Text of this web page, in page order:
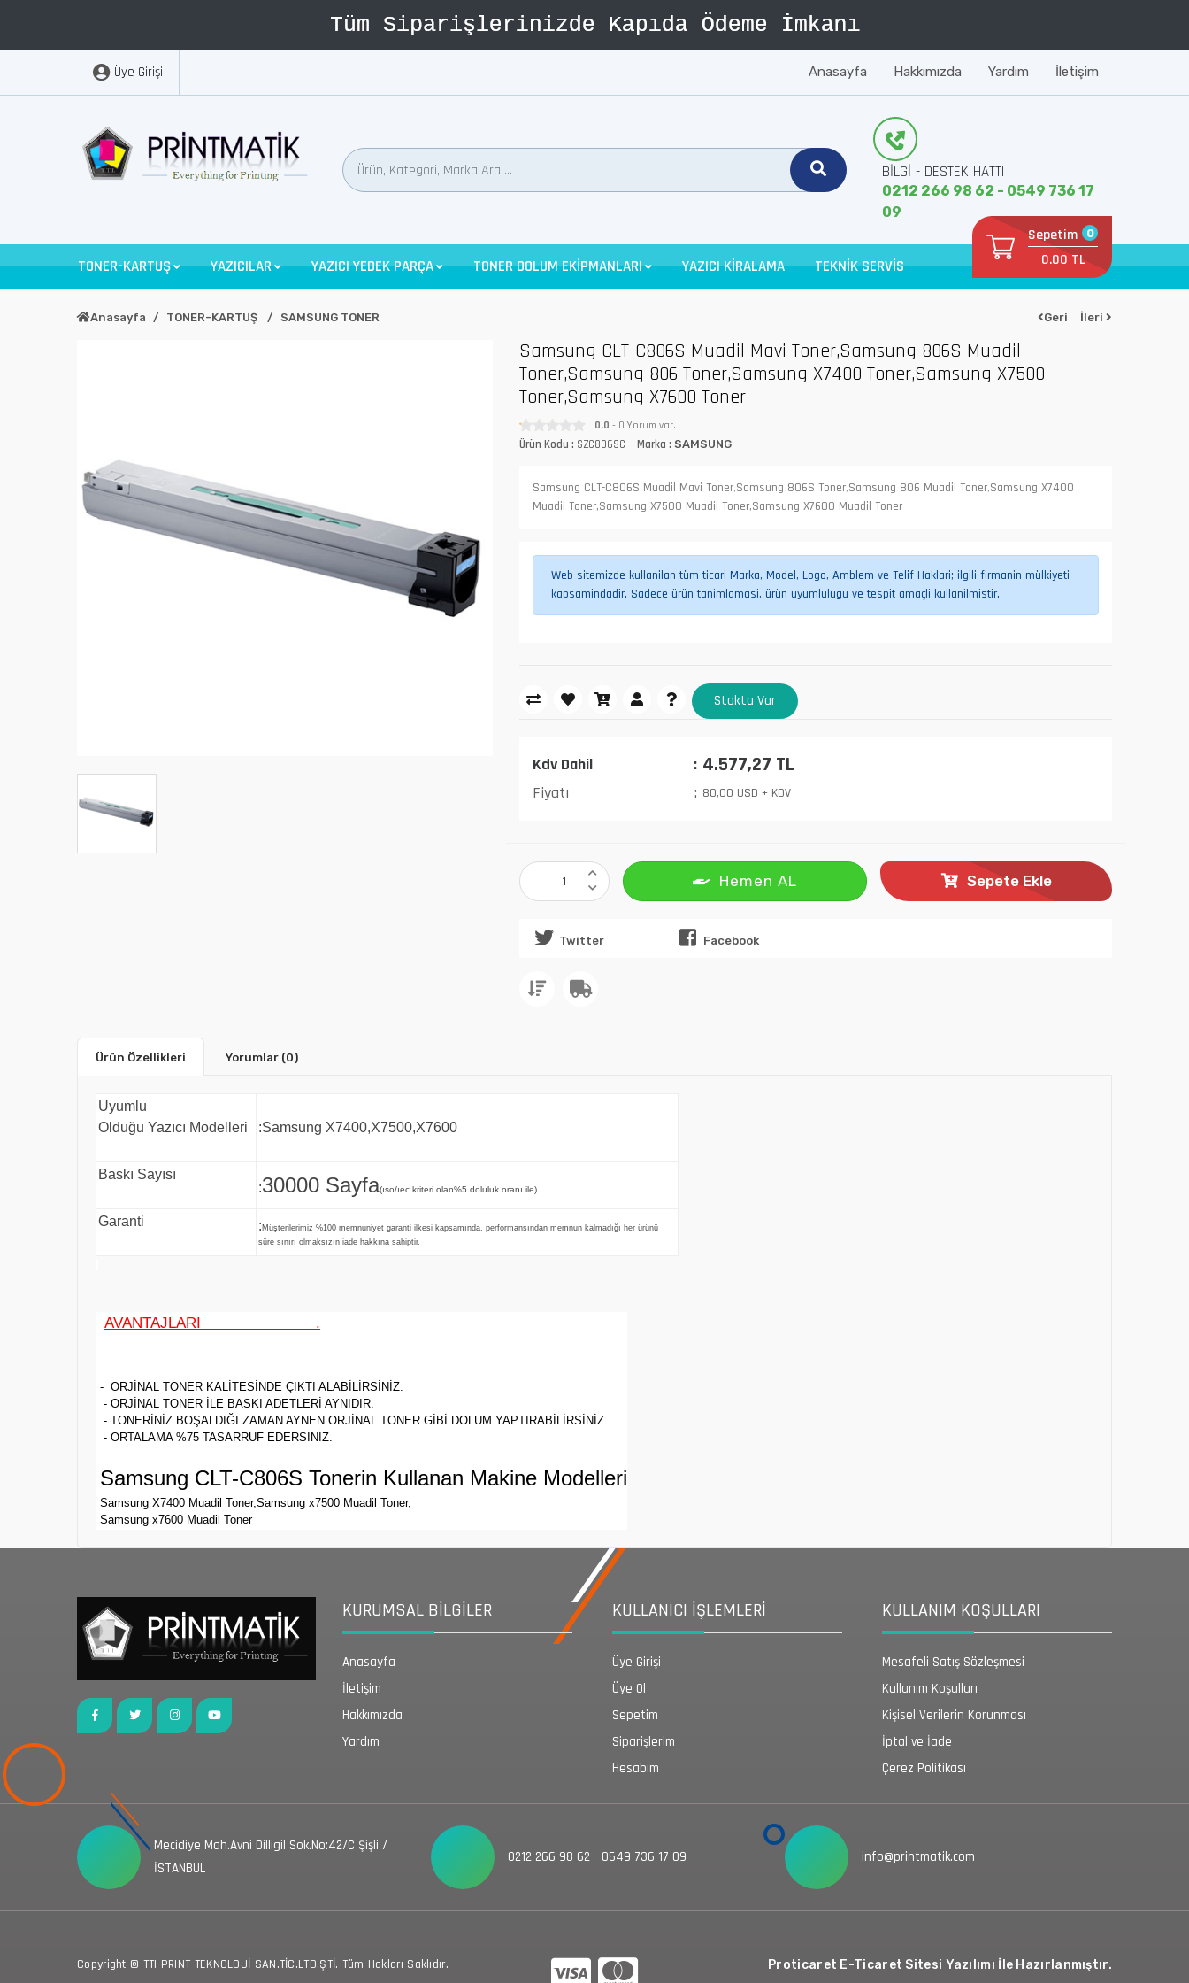
Üye Girişi Anasayfa Hakkımızda Yardım İletişim
BİLGİ - DESTEK HATTI
0212 266 98 62 - 0549 736 17
09
Sepetim 0
0.00 TL
TONER-KARTUŞ YAZICILAR YAZICI YEDEK PARÇA TONER DOLUM EKİPMANLARI YAZICI KİRALAMA TEKNİK SERVİS
Anasayfa TONER-KARTUŞ SAMSUNG TONER Geri İleri
Samsung CLT-C806S Muadil Mavi Toner,Samsung 806S Muadil
Toner,Samsung 806 Toner,Samsung X7400 Toner,Samsung X7500
Toner,Samsung X7600 Toner
0.0 - 0 Yorum var.
Ürün Kodu : SZC806SC Marka : SAMSUNG
Samsung CLT-C806S Muadil Mavi Toner,Samsung 806S Toner,Samsung 806 Muadil Toner,Samsung X7400
Muadil Toner,Samsung X7500 Muadil Toner,Samsung X7600 Muadil Toner
Web sitemizde kullanilan tüm ticari Marka, Model, Logo, Amblem ve Telif Haklari; ilgili firmanin mülkiyeti
kapsamindadir. Sadece ürün tanimlamasi, ürün uyumlulugu ve tespit amaçli kullanilmistir.
Stokta Var
Kdv Dahil 4.577,27 TL
Fiyatı 80,00 USD + KDV
Hemen AL Sepete Ekle
Twitter Facebook
Ürün Özellikleri Yorumlar (0)
Uyumlu
Olduğu Yazıcı Modelleri
:Samsung X7400,X7500,X7600
Baskı Sayısı
:30000 Sayfa(ıso/ıec kriteri olan%5 doluluk oranı ile)
Garanti : Müşterilerimiz %100 memnuniyet garanti ilkesi kapsamında, performansından memnun kalmadığı her ürünü
süre sınırı olmaksızın iade hakkına sahiptir.
AVANTAJLARI .
- ORJİNAL TONER KALİTESİNDE ÇIKTI ALABİLİRSİNİZ.
- ORJİNAL TONER İLE BASKI ADETLERİ AYNIDIR.
- TONERİNİZ BOŞALDIĞI ZAMAN AYNEN ORJİNAL TONER GİBİ DOLUM YAPTIRABİLİRSİNİZ.
- ORTALAMA %75 TASARRUF EDERSİNİZ.
Samsung CLT-C806S Tonerin Kullanan Makine Modelleri
Samsung X7400 Muadil Toner,Samsung x7500 Muadil Toner,
Samsung x7600 Muadil Toner
KURUMSAL BİLGİLER
Anasayfa
İletişim
Hakkımızda
Yardım
KULLANICI İŞLEMLERİ
Üye Girişi
Üye Ol
Sepetim
Siparişlerim
Hesabım
KULLANIM KOŞULLARI
Mesafeli Satış Sözleşmesi
Kullanım Koşulları
Kişisel Verilerin Korunması
İptal ve İade
Çerez Politikası
Mecidiye Mah.Avni Dilligil Sok.No:42/C Şişli /
İSTANBUL
0212 266 98 62 - 0549 736 17 09 info@printmatik.com
Copyright © TTI PRINT TEKNOLOJİ SAN.TİC.LTD.ŞTİ. Tüm Hakları Saklıdır. Proticaret E-Ticaret Sitesi Yazılımı İle Hazırlanmıştır.